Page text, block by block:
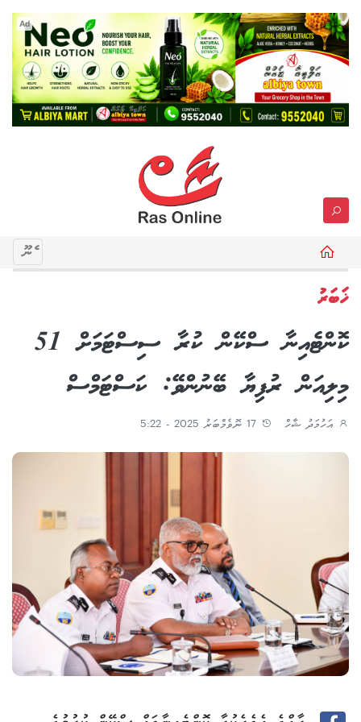
Ad
މެނޫ
ޚަބަރު
ކޮންޓެއިނާ ސްކޭން ކުރާ ސިސްޓަމަށް 51
މިލިއަން ރުފިޔާ ބޭނުންވޭ: ކަސްޓަމްސް
އަހުމަދު ޝާހް